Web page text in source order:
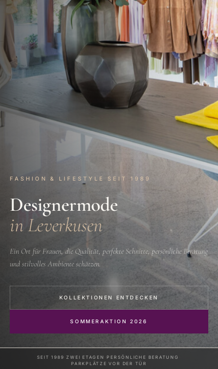
FASHION & LIFESTYLE SEIT 1989
Designermode
in Leverkusen
Ein Ort für Frauen, die Qualität, perfekte Schnitte, persönliche Beratung
und stilvolles Ambiente schätzen.
KOLLEKTIONEN ENTDECKEN
SOMMERAKTION 2026
SEIT 1989·ZWEI ETAGEN ·PERSÖNLICHE BERATUNG ·
PARKPLÄTZE VOR DER TÜR